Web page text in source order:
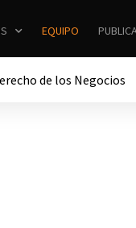
EQUIPO
de los Negocios